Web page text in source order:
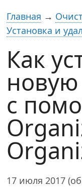
Главная →
Установка и
Как
с
17 июля 2017